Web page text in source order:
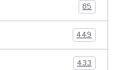
85
449
433